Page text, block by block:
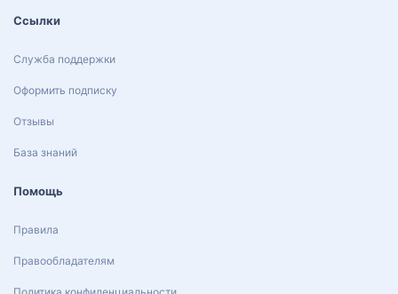
Ссылки
Служба поддержки
Оформить подписку
Отзывы
База знаний
Помощь
Правила
Правообладателям
Политика конфиденциальности